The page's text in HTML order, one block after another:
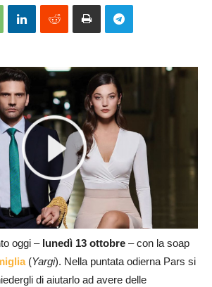
oggi – lunedì 13 ottobre – con la soap
(Yargi). Nella puntata odierna Pars si
di aiutarlo ad avere delle